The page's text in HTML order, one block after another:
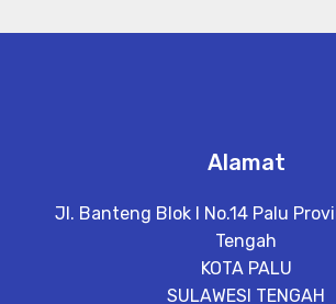
Alamat
Jl. Banteng Blok I No.14 Palu
Tengah
KOTA PALU
SULAWESI TENGAH